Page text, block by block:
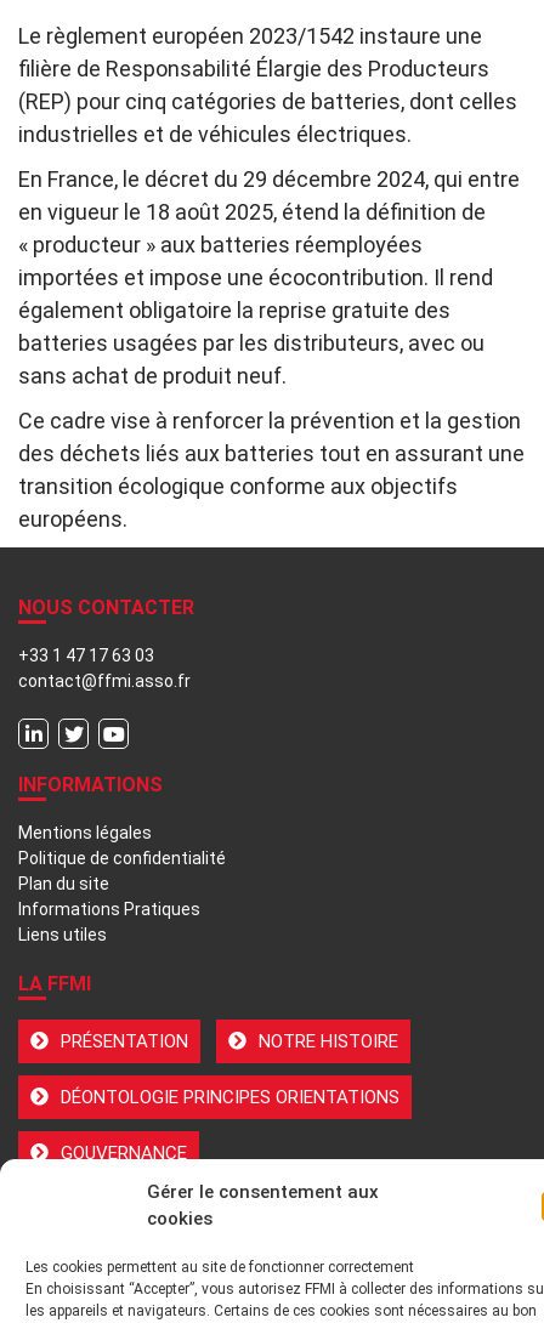
Gérer le consentement aux
cookies
Les cookies permettent au site de fonctionner correctement
En choisissant “Accepter”, vous autorisez FFMI à collecter des informations
les appareils et navigateurs. Certains de ces cookies sont nécessaires au bon
Le règlement européen 2023/1542 instaure une
filière de Responsabilité Élargie des Producteurs
(REP) pour cinq catégories de batteries, dont celles
industrielles et de véhicules électriques.
En France, le décret du 29 décembre 2024, qui entre
en vigueur le 18 août 2025, étend la définition de
« producteur » aux batteries réemployées
importées et impose une écocontribution. Il rend
également obligatoire la reprise gratuite des
batteries usagées par les distributeurs, avec ou
sans achat de produit neuf.
Ce cadre vise à renforcer la prévention et la gestion
des déchets liés aux batteries tout en assurant une
transition écologique conforme aux objectifs
européens.
NOUS CONTACTER
+33 1 47 17 63 03
contact@ffmi.asso.fr
INFORMATIONS
Mentions légales
Politique de confidentialité
Plan du site
Informations Pratiques
Liens utiles
LA FFMI
PRÉSENTATION NOTRE HISTOIRE
DÉONTOLOGIE PRINCIPES ORIENTATIONS
GOUVERNANCE
ENVIRONNEMENT TECHNIQUE ET INSTITUTIONNEL
ADHÉRER